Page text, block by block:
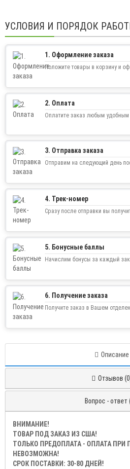
Мой Мир Вконтакте
УСЛОВИЯ И ПОРЯДОК
1. Оформление заказа
Положите товары в корзину и
2. Оплата
Оплатите заказ любым удобным
3. Отправка заказа
Отправим на следующий день
4. Трек-номер
Сразу после отправки вы
5. Бонусные баллы
Начислим бонусы за каждый